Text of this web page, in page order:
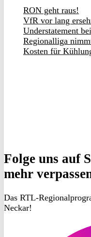
RON geht raus!
VfR vor lang
Understatement
Regionalliga
Kosten für
Folge uns auf
mehr
Das RTL-
Neckar!